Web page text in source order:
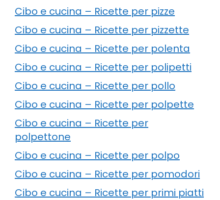
Cibo e cucina – Ricette per pizze
Cibo e cucina – Ricette per pizzette
Cibo e cucina – Ricette per polenta
Cibo e cucina – Ricette per polipetti
Cibo e cucina – Ricette per pollo
Cibo e cucina – Ricette per polpette
Cibo e cucina – Ricette per
polpettone
Cibo e cucina – Ricette per polpo
Cibo e cucina – Ricette per pomodori
Cibo e cucina – Ricette per primi piatti